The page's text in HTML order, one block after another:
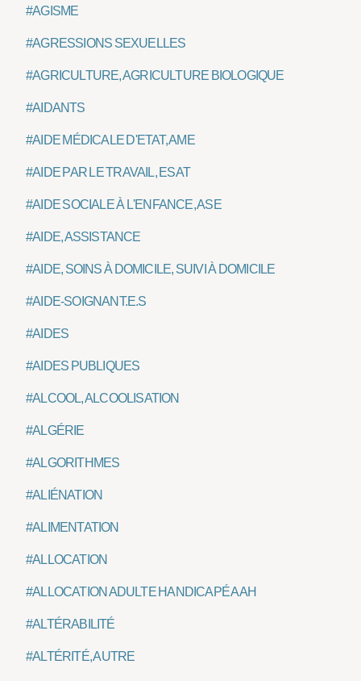
#AGISME
#AGRESSIONS SEXUELLES
#AGRICULTURE, AGRICULTURE BIOLOGIQUE
#AIDANTS
#AIDE MÉDICALE D'ETAT, AME
#AIDE PAR LE TRAVAIL, ESAT
#AIDE SOCIALE À L'ENFANCE, ASE
#AIDE, ASSISTANCE
#AIDE, SOINS À DOMICILE, SUIVI À DOMICILE
#AIDE-SOIGNANT.E.S
#AIDES
#AIDES PUBLIQUES
#ALCOOL, ALCOOLISATION
#ALGÉRIE
#ALGORITHMES
#ALIÉNATION
#ALIMENTATION
#ALLOCATION
#ALLOCATION ADULTE HANDICAPÉ AAH
#ALTÉRABILITÉ
#ALTÉRITÉ, AUTRE